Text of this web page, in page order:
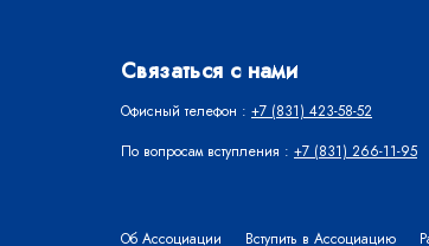
Связаться с нами
Офисный телефон : +7 (831) 423-58-52
По вопросам вступления : +7 (831) 266-11-95
Об Ассоциации Вступить в Ассоциацию